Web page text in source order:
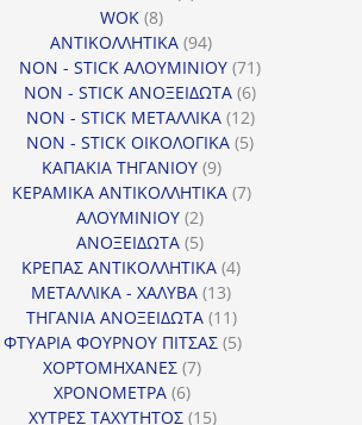
WOK 88
προϊόντα
ΑΝΤΙΚΟΛΛΗΤΙΚΑ 9494
προϊόντα
NON - STICK ΑΛΟΥΜΙΝΙΟΥ 7171
προϊόντα
NON - STICK ΑΝΟΞΕΙΔΩΤΑ 66
προϊόντα
NON - STICK ΜΕΤΑΛΛΙΚΑ 1212
προϊόντα
NON - STICK ΟΙΚΟΛΟΓΙΚΑ 55
ΚΑΠΑΚΙΑ ΤΗΓΑΝΙΟΥ 99
προϊόντα
ΚΕΡΑΜΙΚΑ ΑΝΤΙΚΟΛΛΗΤΙΚΑ 77
ΑΛΟΥΜΙΝΙΟΥ 22
προϊόντα
ΑΝΟΞΕΙΔΩΤΑ 55
προϊόντα
ΚΡΕΠΑΣ ΑΝΤΙΚΟΛΛΗΤΙΚΑ 44
ΜΕΤΑΛΛΙΚΑ - ΧΑΛΥΒΑ 1313
προϊόντα
ΤΗΓΑΝΙΑ ΑΝΟΞΕΙΔΩΤΑ 1111
προϊόντα
ΦΤΥΑΡΙΑ ΦΟΥΡΝΟΥ ΠΙΤΣΑΣ 55
ΧΟΡΤΟΜΗΧΑΝΕΣ 77
ΧΡΟΝΟΜΕΤΡΑ 66
προϊόντα
ΧΥΤΡΕΣ ΤΑΧΥΤΗΤΟΣ 1515